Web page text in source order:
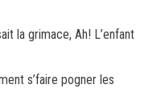
la grimace, Ah! L’enfant
s’faire pogner les